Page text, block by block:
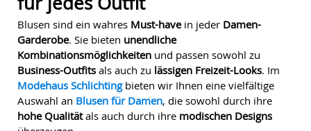
Blusen sind ein wahres Must-havein jeder Damen-
Garderobe. Sie bieten unendliche
Kombinationsmöglichkeiten und passen sowohl zu
Business-Outfits als auch zu lässigen Freizeit-Looks. Im
Modehaus Schlichtingbieten wir Ihnen eine vielfältige
Auswahl an Blusen für Damen, die sowohl durch ihre
hohe Qualitätals auch durch ihre modischen Designs